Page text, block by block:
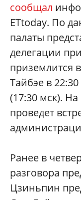
сообщал
ETtoday. По
палаты
делегации
приземлится
Тайбэе в
(17:30 мск).
проведет
Ранее в
разговора
Цзиньпин